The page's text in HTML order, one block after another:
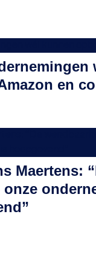
en co
Maertens: